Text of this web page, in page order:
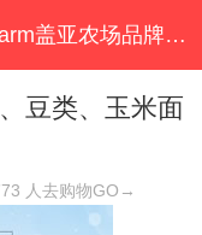
Gaia Farm盖亚农场品牌首页
豆类、玉米面
人去购物GO→